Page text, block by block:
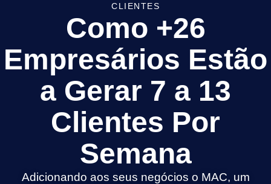
CLIENTES
Como +26
Empresários Estão
a Gerar 7 a 13
Clientes Por
Semana
Adicionando aos seus negócios o MAC, um